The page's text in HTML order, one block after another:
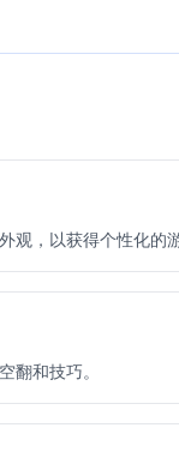
，以获得个性化的游
翻和技巧。